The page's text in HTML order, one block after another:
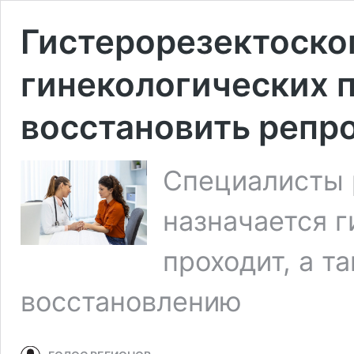
гинекологических
восстановить
Специалисты
назначается
проходит, а
восстановлению